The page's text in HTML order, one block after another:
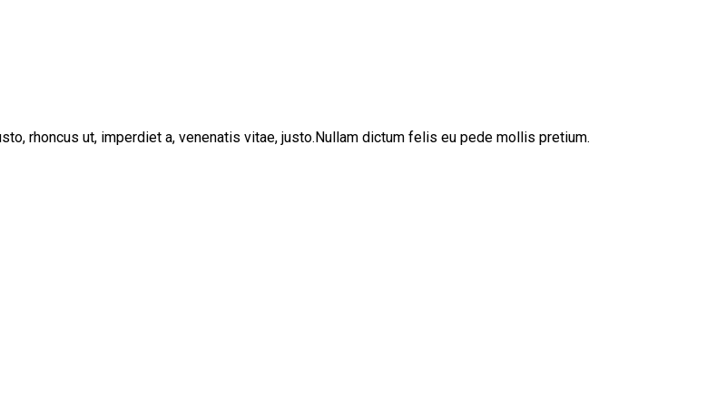
rhoncus ut, imperdiet a, venenatis vitae, justo.Nullam dictum felis eu pede mollis pretium.